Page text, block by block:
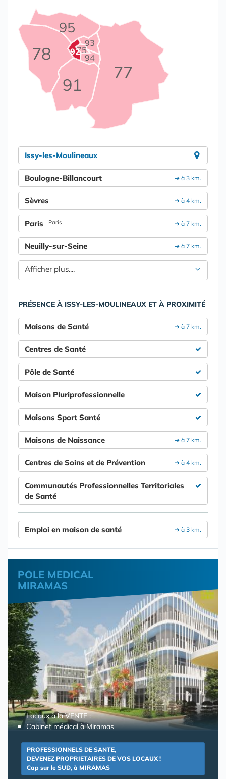
75
77
78
91
92
93
94
95
Issy-les-Moulineaux
➔ à 3 km.
Boulogne-Billancourt
➔ à 4 km.
Sèvres
➔ à 7 km.
Paris Paris
➔ à 7 km.
Neuilly-sur-Seine
Afficher plus....
PRÉSENCE À ISSY-LES-MOULINEAUX ET À PROXIMITÉ
➔ à 7 km.
Maisons de Santé
Centres de Santé
Pôle de Santé
Maison Pluriprofessionnelle
Maisons Sport Santé
➔ à 7 km.
Maisons de Naissance
➔ à 4 km.
Centres de Soins et de Prévention
Communautés Professionnelles Territoriales
de Santé
➔ à 3 km.
Emploi en maison de santé
POLE MEDICAL
MIRAMAS
Locaux à la VENTE :
Cabinet médical à Miramas
PROFESSIONNELS DE SANTE,
DEVENEZ PROPRIETAIRES DE VOS LOCAUX !
Cap sur le SUD, à MIRAMAS